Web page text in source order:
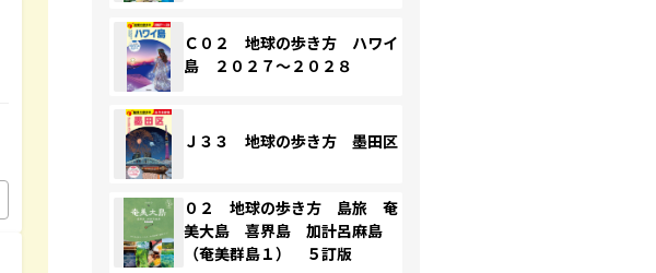
Ｃ０２ 地球の歩き方 ハワイ
島 ２０２７～２０２８
Ｊ３３ 地球の歩き方 墨田区
０２ 地球の歩き方 島旅 奄
美大島 喜界島 加計呂麻島
（奄美群島１） ５訂版